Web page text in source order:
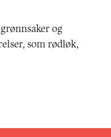
og
som rødløk,